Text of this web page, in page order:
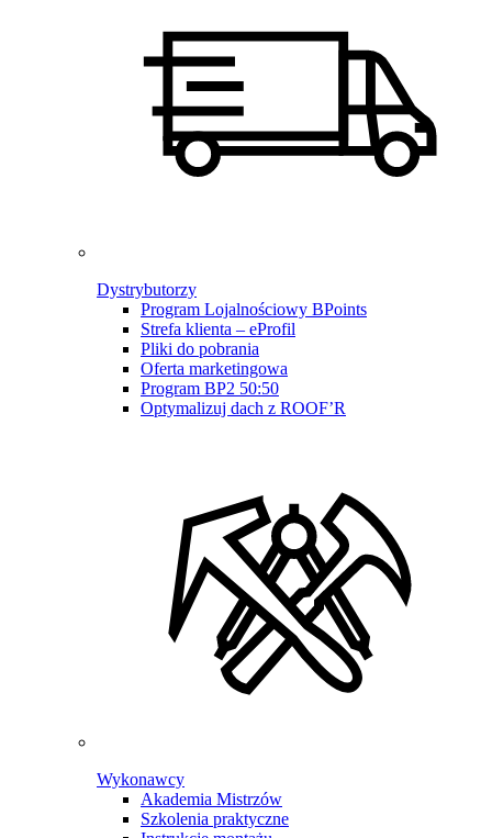
Dystrybutorzy
Program Lojalnościowy BPoints
Strefa klienta – eProfil
Pliki do pobrania
Oferta marketingowa
Program BP2 50:50
Optymalizuj dach z ROOF’R
Wykonawcy
Akademia Mistrzów
Szkolenia praktyczne